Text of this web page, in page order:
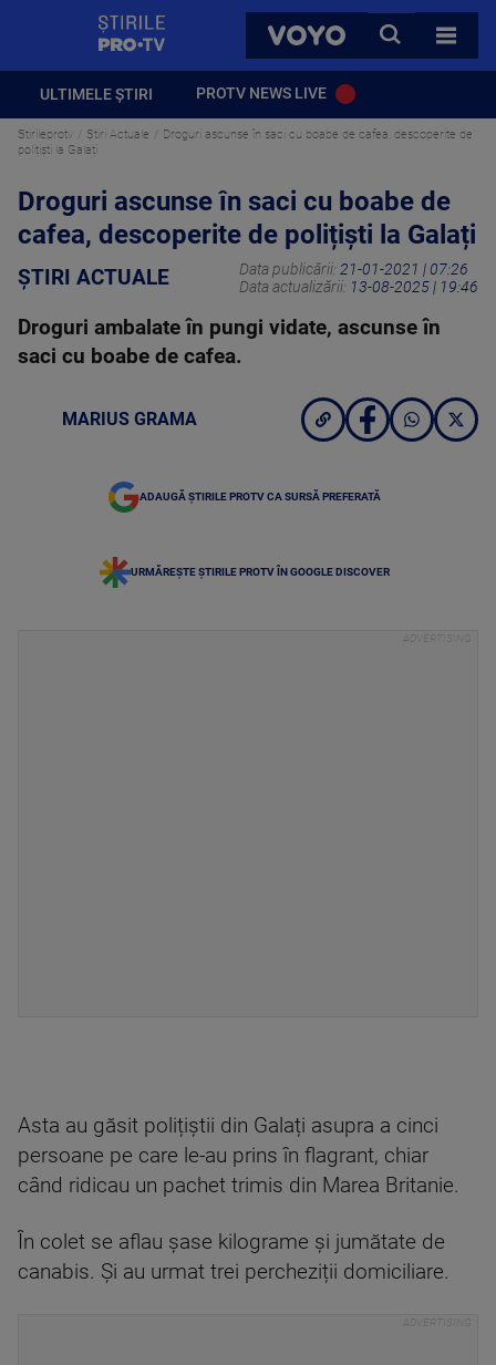
VOYO
CAUTA
TOATE
ULTIMELE ȘTIRI PROTV NEWS LIVE
Stirileprotv Știri Actuale
Droguri ascunse în saci cu boabe de cafea, descoperite de
polițiști la Galați
Droguri ascunse în saci cu boabe de
cafea, descoperite de polițiști la Galați
ȘTIRI ACTUALE Data publicării: 21-01-2021 | 07:26
Data actualizării: 13-08-2025 | 19:46
Droguri ambalate în pungi vidate, ascunse în
saci cu boabe de cafea.
MARIUS GRAMA
ADAUGĂ ȘTIRILE PROTV CA SURSĂ PREFERATĂ
URMĂREȘTE ȘTIRILE PROTV ÎN GOOGLE DISCOVER
Asta au găsit polițiștii din Galați asupra a cinci
persoane pe care le-au prins în flagrant, chiar
când ridicau un pachet trimis din Marea Britanie.
În colet se aflau șase kilograme și jumătate de
canabis. Şi au urmat trei percheziții domiciliare.